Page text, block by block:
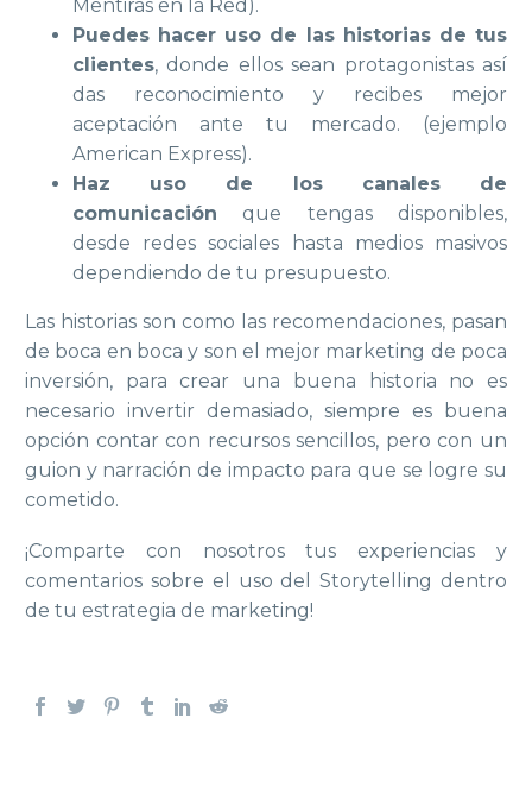
Mentiras en la Red).
Puedes hacer uso de las historias de tus
clientes, donde ellos sean protagonistas así
das reconocimiento y recibes mejor
aceptación ante tu mercado. (ejemplo
American Express).
Haz uso de los canales de
comunicación que tengas disponibles,
desde redes sociales hasta medios masivos
dependiendo de tu presupuesto.
Las historias son como las recomendaciones, pasan
de boca en boca y son el mejor marketing de poca
inversión, para crear una buena historia no es
necesario invertir demasiado, siempre es buena
opción contar con recursos sencillos, pero con un
guion y narración de impacto para que se logre su
cometido.
¡Comparte con nosotros tus experiencias y
comentarios sobre el uso del Storytelling dentro
de tu estrategia de marketing!